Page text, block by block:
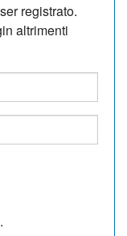
registrato.
altrimenti
.